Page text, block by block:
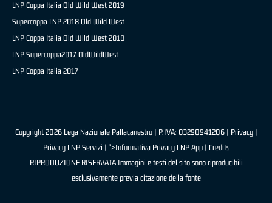
LNP Coppa Italia Old Wild West 2019
Supercoppa LNP 2018 Old Wild West
LNP Coppa Italia Old Wild West 2018
LNP Supercoppa2017 OldWildWest
LNP Coppa Italia 2017
Copyright 2026 Lega Nazionale Pallacanestro | P.IVA: 03290941206 | Privacy|
Privacy LNP Servizi | ">Informativa Privacy LNP App | Credits
RIPRODUZIONE RISERVATA Immagini e testi del sito sono riproducibili
esclusivamente previa citazione della fonte